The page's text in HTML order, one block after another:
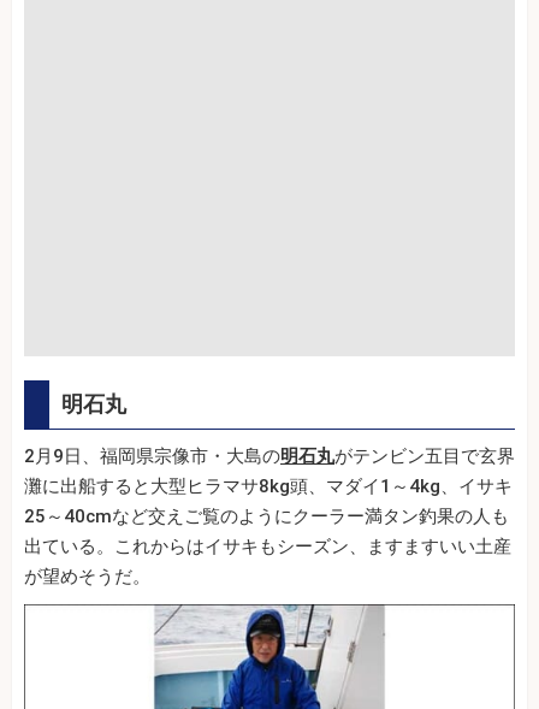
明石丸
2月9日、福岡県宗像市・大島の明石丸がテンビン五目で玄界
灘に出船すると大型ヒラマサ8kg頭、マダイ1～4kg、イサキ
25～40cmなど交えご覧のようにクーラー満タン釣果の人も
出ている。これからはイサキもシーズン、ますますいい土産
が望めそうだ。